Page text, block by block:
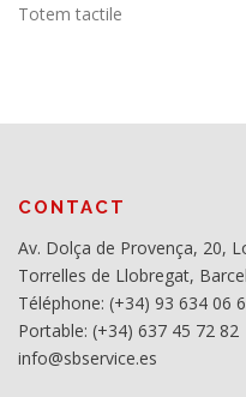
Totem tactile
CONTACT
Av. Dolça de Provença, 20,
Torrelles de Llobregat,
Téléphone: (+34) 93 634 06
Portable: (+34) 637 45 72 82
info@sbservice.es